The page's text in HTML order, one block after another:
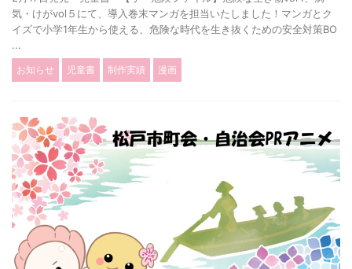
気・けがvol５にて、導入巻末マンガを担当いたしました！マンガとク
イズで小学1年生から使える、危険な時代を生き抜くための安全対策BO
...
お知らせ 児童書 制作実績 漫画